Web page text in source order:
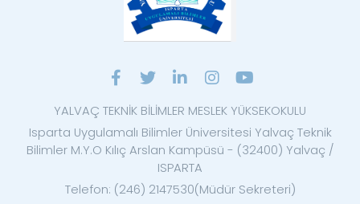
YALVAÇ TEKNİK BİLİMLER MESLEK YÜKSEKOKULU
Isparta Uygulamalı Bilimler Üniversitesi Yalvaç Teknik
Bilimler M.Y.O Kılıç Arslan Kampüsü - (32400) Yalvaç /
ISPARTA
Telefon: (246) 2147530(Müdür Sekreteri)